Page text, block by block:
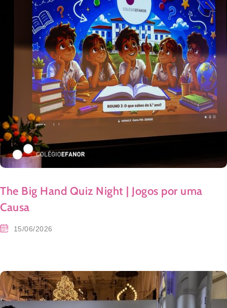
The Big Hand Quiz Night | Jogos por uma
Causa
15/06/2026